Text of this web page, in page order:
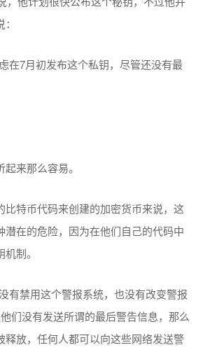
在7月初发布这个私钥，尽管还没有最
来那么容易。
比特币代码来创建的加密货币来说，这
潜在的危险，因为在他们自己的代码中
制。
有禁用这个警报系统，也没有改变警报
们没有发送所谓的最后警告信息，那么
释放，任何人都可以向这些网络发送警